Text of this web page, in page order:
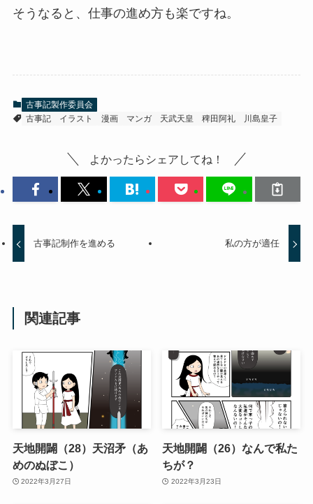
そうなると、仕事の進め方も楽ですね。
古事記製作委員会
古事記
イラスト 漫画 マンガ 天武天皇 稗田阿礼 川島皇子
よかったらシェアしてね！
古事記制作を進める 私の方が適任
関連記事
天地開闢（28）天沼矛（あ
めのぬぼこ）
2022年3月27日
天地開闢（26）なんで私た
ちが？
2022年3月23日